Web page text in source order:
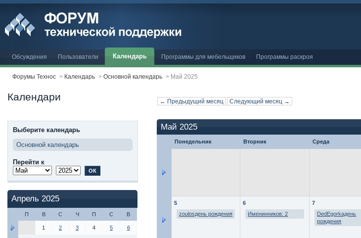
Обсуждения Пользователи Календарь Программы для мебельщиков Программы раскроя
Форумы Технос > Календарь > Основной календарь > Май 2025
Календари ← Предыдущий месяц Следующий месяц →
Май 2025
Понедельник Вторник Среда
5
zoulosдень рождения
6
Именинников: 2
7
DedEgorkaдень
рождения
Выберите календарь
Основной календарь
Перейти к
Апрель 2025
П В С Ч П С В
1 2 3 4 5 6